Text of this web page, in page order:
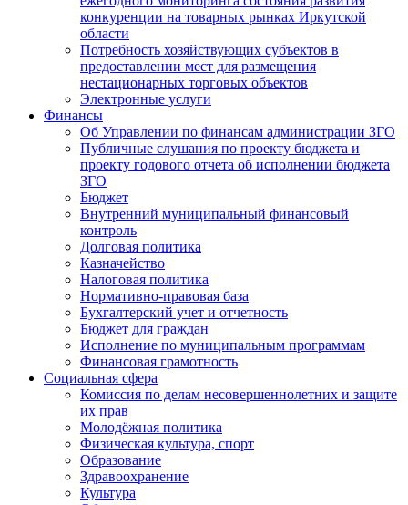
конкуренции на товарных рынках Иркутской
области
Потребность хозяйствующих субъектов в
предоставлении мест для размещения
нестационарных торговых объектов
Электронные услуги
Финансы
Об Управлении по финансам администрации ЗГО
Публичные слушания по проекту бюджета и
проекту годового отчета об исполнении бюджета
ЗГО
Бюджет
Внутренний муниципальный финансовый
контроль
Долговая политика
Казначейство
Налоговая политика
Нормативно-правовая база
Бухгалтерский учет и отчетность
Бюджет для граждан
Исполнение по муниципальным программам
Финансовая грамотность
Социальная сфера
Комиссия по делам несовершеннолетних и защите
их прав
Молодёжная политика
Физическая культура, спорт
Образование
Здравоохранение
Культура